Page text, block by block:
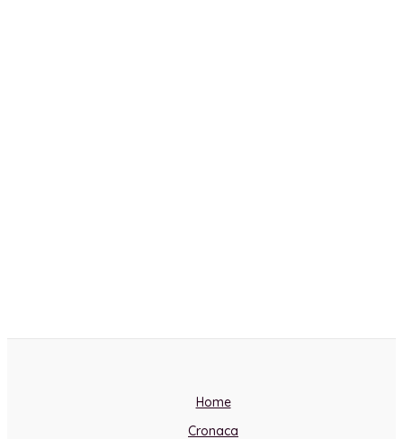
Home
Cronaca